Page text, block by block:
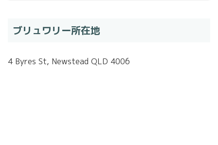
ブリュワリー所在地
4 Byres St, Newstead QLD 4006